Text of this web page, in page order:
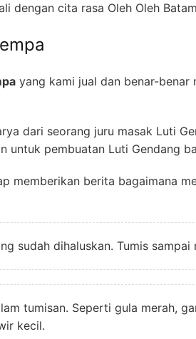
dengan cita rasa Oleh Oleh
yang kami jual dan benar-
dari seorang juru masak Luti
pembuatan Luti Gendang
memberikan berita bagaimana
sudah dihaluskan. Tumis
tumisan. Seperti gula merah,
kecil.